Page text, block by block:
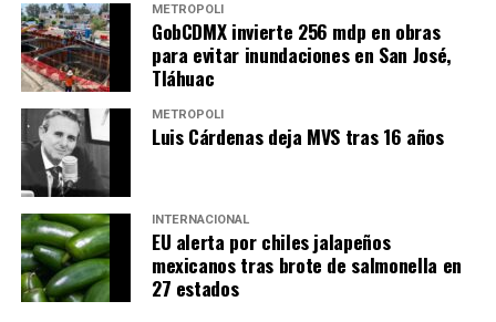
METRÓPOLI
GobCDMX invierte 256 mdp en obras
para evitar inundaciones en San José,
Tláhuac
METRÓPOLI
Luis Cárdenas deja MVS tras 16 años
INTERNACIONAL
EU alerta por chiles jalapeños
mexicanos tras brote de salmonella en
27 estados